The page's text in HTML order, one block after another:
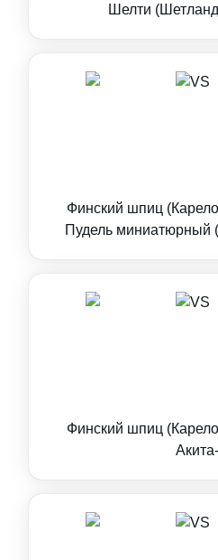
Шелти
Финский шпиц
Пудель миниатюрный
Финский шпиц